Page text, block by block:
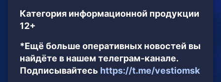
Категория информационной продукции
12+
*Ещё больше оперативных новостей вы
найдёте в нашем телеграм-канале.
Подписывайтесь https://t.me/vestiomsk